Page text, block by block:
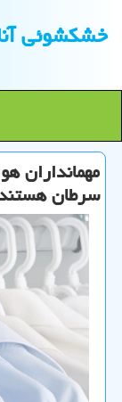
خشكشوئی
مهمانداران
سرطان